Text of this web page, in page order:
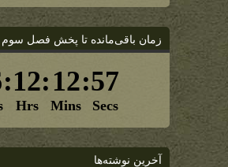
زمان باقی‌مانده تا پخش فصل
آخرین نوشته‌ها